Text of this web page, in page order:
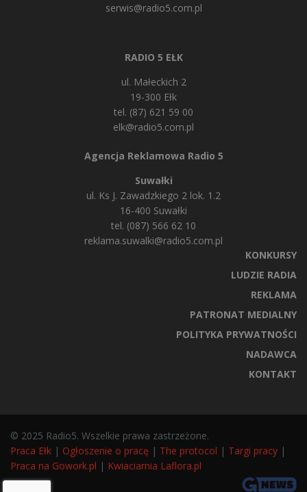
serwis@radio5.com.pl
RADIO 5 EŁK
ul. Małeckich 2
19-300 Ełk
tel. (87) 621 59 00
elk@radio5.com.pl
Agencja Reklamowa Radio 5
Suwałki
ul. Ks J. Zawadzkiego 2 lok. 1.2
16-400 Suwałki
tel. (087) 566 62 10
reklama.suwalki@radio5.com.pl
KONKURSY
LUDZIE RADIA
REKLAMA
PATRONAT MEDIALNY
POLITYKA PRYWATNOŚCI
NADAWCA
KONTAKT
© 2025 Radio5. Wszelkie prawa zastrzeżone.
Praca Ełk | Ogłoszenie o pracę | The protocol | Targi pracy |
Praca na Gowork.pl | Kwiaciarnia Laflora.pl